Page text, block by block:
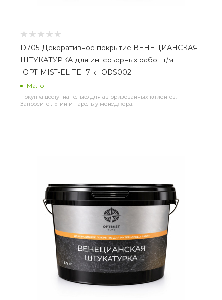
D705 Декоративное покрытие ВЕНЕЦИАНСКАЯ
ШТУКАТУРКА для интерьерных работ т/м
"OPTIMIST-ELITE" 7 кг ODS002
Мало
Покупка доступна только для авторизованных клиентов.
Запросите логин и пароль у менеджера.